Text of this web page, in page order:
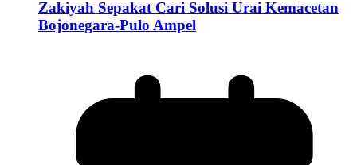
Zakiyah Sepakat Cari Solusi Urai Kemacetan
Bojonegara-Pulo Ampel